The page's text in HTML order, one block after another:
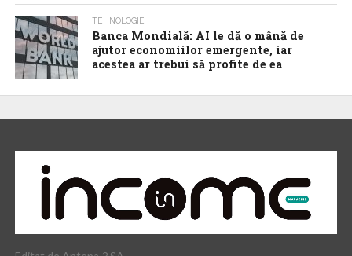
TEHNOLOGIE
Banca Mondială: AI le dă o mână de
ajutor economiilor emergente, iar
acestea ar trebui să profite de ea